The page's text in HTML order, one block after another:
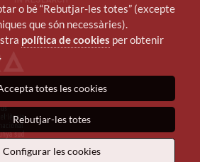
o bé “Rebutjar-les totes” (excepte
que són necessàries).
política de cookies per obtenir
totes les cookies
Rebutjar-les totes
Configurar les cookies